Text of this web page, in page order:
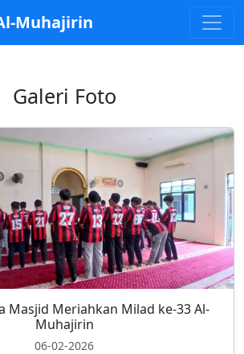
Muhajirin
Galeri Foto
Masjid Meriahkan Milad ke-33 Al-
Muhajirin
06-02-2026